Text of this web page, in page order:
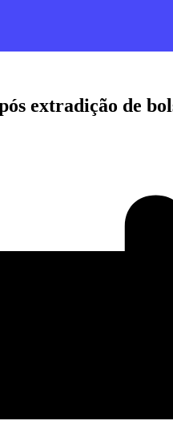
extradição de